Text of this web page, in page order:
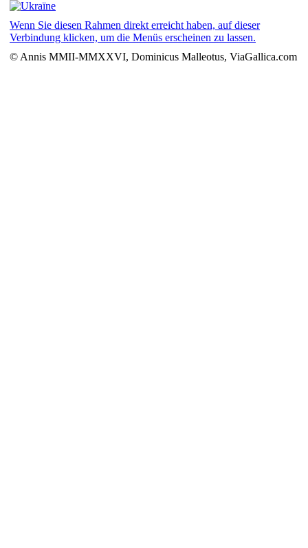
Wenn Sie diesen Rahmen direkt erreicht haben, auf dieser
Verbindung klicken, um die Menüs erscheinen zu lassen.
© Annis MMII-MMXXVI, Dominicus Malleotus, ViaGallica.com